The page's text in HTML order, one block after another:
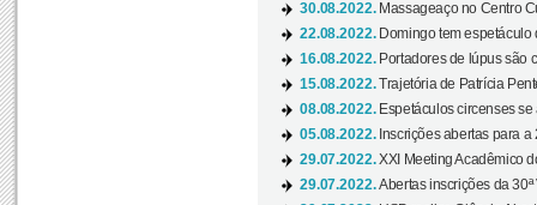
30.08.2022. Massageaço no Centro
22.08.2022. Domingo tem espetáculo
16.08.2022. Portadores de lúpus são
15.08.2022.Trajetória de Patrícia
08.08.2022. Espetáculos circenses
05.08.2022. Inscrições abertas para a
29.07.2022.XXI Meeting Acadêmico
29.07.2022.Abertas inscrições da 30ª